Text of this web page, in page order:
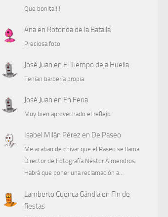
Que bonita!!!!
Anaen Rotonda de la Batalla
Preciosa foto
José Juan en El Tiempo deja Huella
Tenían barbería propia
José Juan en En Feria
Muy bien aprovechado el reflejo
Isabel Milán Pérezen De Paseo
Me acaban de chivar que el Paseo se llama
Director de Fotografía Néstor Almendros.
Habrá que poner una reclamación a…
Lamberto Cuenca Gándiaen Fin de
fiestas